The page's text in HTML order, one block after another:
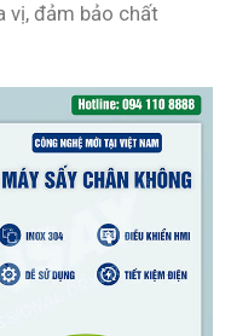
vị, đảm bảo chất